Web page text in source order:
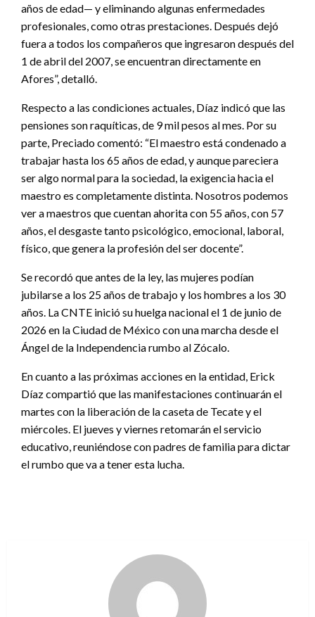
años de edad— y eliminando algunas enfermedades
profesionales, como otras prestaciones. Después dejó
fuera a todos los compañeros que ingresaron después del
1 de abril del 2007, se encuentran directamente en
Afores”, detalló.
Respecto a las condiciones actuales, Díaz indicó que las
pensiones son raquíticas, de 9 mil pesos al mes. Por su
parte, Preciado comentó: “El maestro está condenado a
trabajar hasta los 65 años de edad, y aunque pareciera
ser algo normal para la sociedad, la exigencia hacia el
maestro es completamente distinta. Nosotros podemos
ver a maestros que cuentan ahorita con 55 años, con 57
años, el desgaste tanto psicológico, emocional, laboral,
físico, que genera la profesión del ser docente”.
Se recordó que antes de la ley, las mujeres podían
jubilarse a los 25 años de trabajo y los hombres a los 30
años. La CNTE inició su huelga nacional el 1 de junio de
2026 en la Ciudad de México con una marcha desde el
Ángel de la Independencia rumbo al Zócalo.
En cuanto a las próximas acciones en la entidad, Erick
Díaz compartió que las manifestaciones continuarán el
martes con la liberación de la caseta de Tecate y el
miércoles. El jueves y viernes retomarán el servicio
educativo, reuniéndose con padres de familia para dictar
el rumbo que va a tener esta lucha.